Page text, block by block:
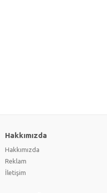
Hakkımızda
Hakkımızda
Reklam
İletişim